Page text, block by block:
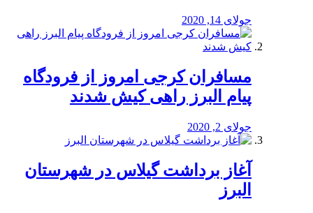
جولای 14, 2020
مسافران کرجی امروز از فرودگاه
پیام البرز راهی کیش شدند
جولای 2, 2020
آغاز برداشت گیلاس در شهرستان
البرز